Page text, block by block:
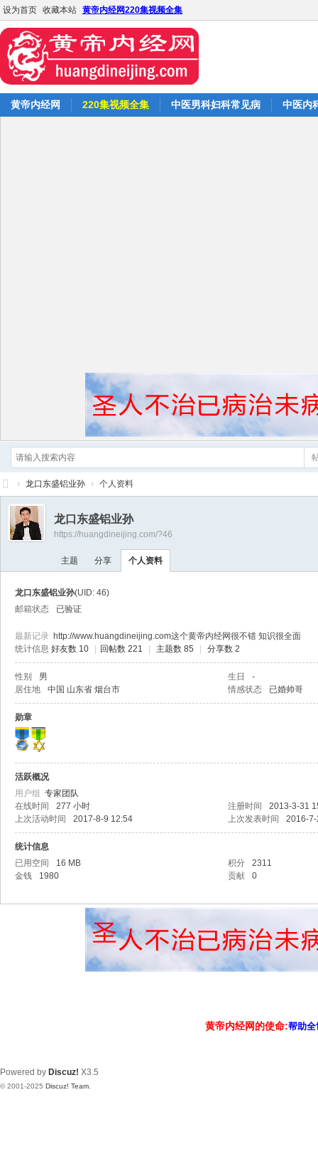
设为首页 收藏本站 黄帝内经网220集视频全集
黄帝内经网 220集视频全集 中医男科妇科常见病 中医内
黄
帝
内
› 龙口东盛铝业孙 › 个人资料
龙口东盛铝业孙
https://huangdineijing.com/?46
主题 分享 个人资料
龙口东盛铝业孙(UID: 46)
邮箱状态
已验证
最新记录 http://www.huangdineijing.com这个黄帝内经网很不错 知识很全面
统计信息 好友数 10 回帖数 221 主题数 85 分享数 2
性别 男 生日
-
居住地
中国 山东省 烟台市 情感状态 已婚帅哥
勋章
活跃概况
用户组 专家团队
在线时间
277 小时 注册时间
2013-3-31
上次活动时间
2017-8-9 12:54 上次发表时间 2016-
统计信息
已用空间
16 MB 积分
2311
金钱
1980 贡献 0
黄帝内经网的使命:帮助
Powered by Discuz! X3.5
© 2001-2025 Discuz! Team